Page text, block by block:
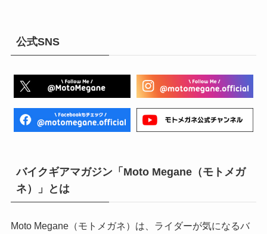
公式SNS
バイクギアマガジン「Moto Megane（モトメガ
ネ）」とは
Moto Megane（モトメガネ）は、ライダーが気になるバ